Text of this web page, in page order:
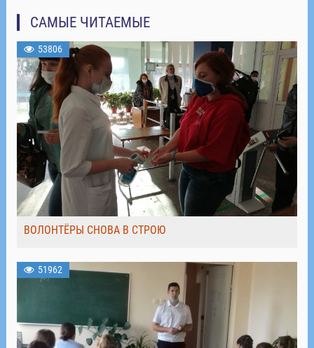
САМЫЕ ЧИТАЕМЫЕ
53806
ВОЛОНТЁРЫ СНОВА В СТРОЮ
51962